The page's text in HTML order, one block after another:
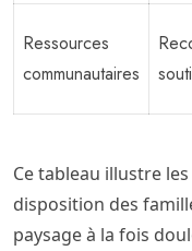
Ressources
communautaires
Ce tableau illustre
disposition des
paysage à la fois